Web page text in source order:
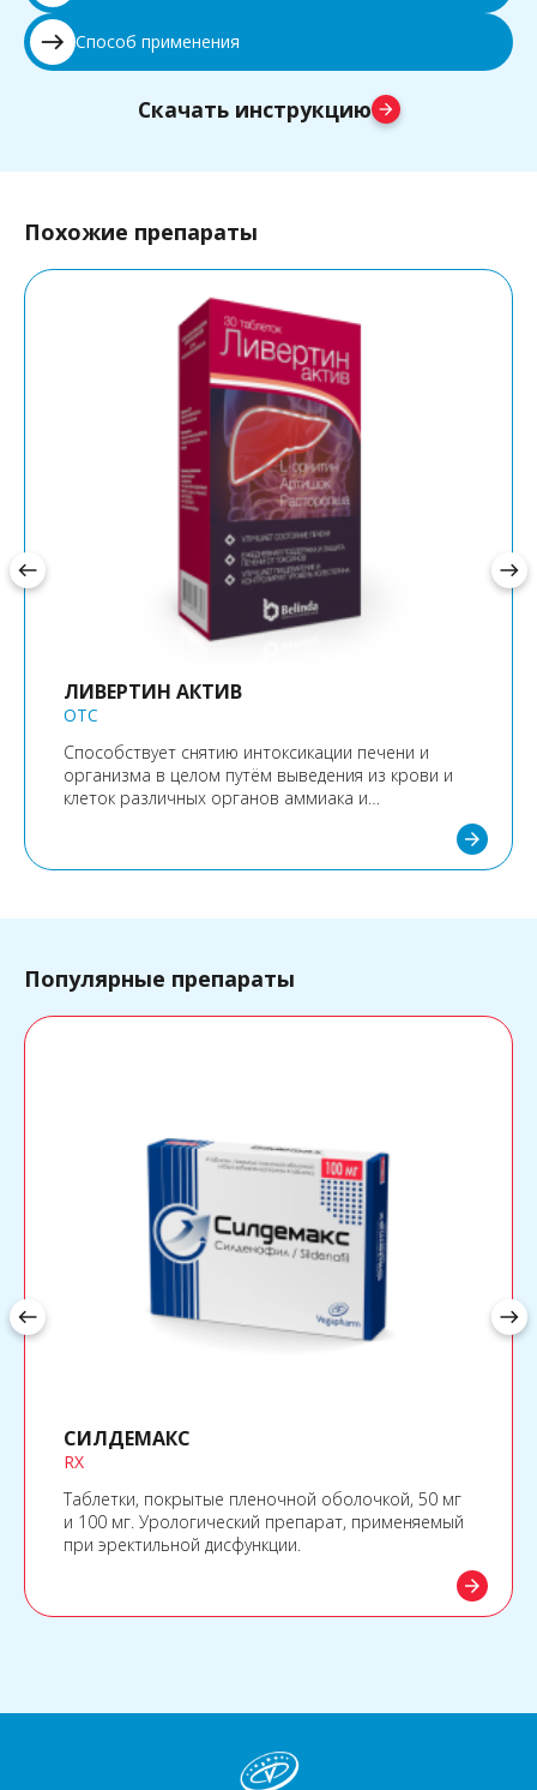
east Способ применения
Скачать инструкцию arrow_forward
Похожие препараты
ЛИВЕРТИН АКТИВ
OTC
Способствует снятию интоксикации печени и
организма в целом путём выведения из крови и
клеток различных органов аммиака и
белкового обмена в организме.
arrow_forward
west east
Популярные препараты
СИЛДЕМАКС
RX
Таблетки, покрытые пленочной оболочкой, 50 мг
и 100 мг. Урологический препарат, применяемый
при эректильной дисфункции.
arrow_forward
west east